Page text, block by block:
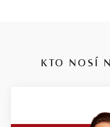
KTO NOSÍ